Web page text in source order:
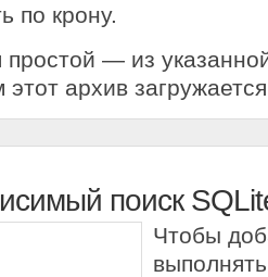
по крону.
— из
этот архив
поиск
Чтобы
выполнять